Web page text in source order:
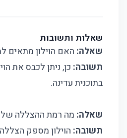
שאלות ותשובות
שאלה: האם הוילון מתאים
תשובה: כן, ניתן לכבס את
בתוכנית עדינה.
שאלה: מה רמת ההצללה של
תשובה: הוילון מספק